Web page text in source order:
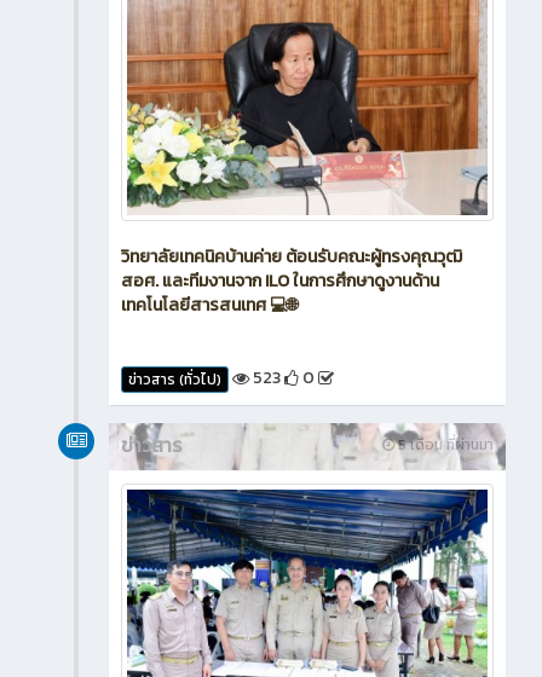
วิทยาลัยเทคนิคบ้านค่าย ต้อนรับคณะผู้ทรงคุณวุฒิ
สอศ. และทีมงานจาก ILO ในการศึกษาดูงานด้าน
เทคโนโลยีสารสนเทศ 💻🌐
ข่าวสาร (ทั่วไป) 523 0
5 เดือน ที่ผ่านมา
ข่าวสาร